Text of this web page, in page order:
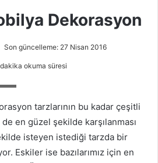
Dekorasyon
Son güncelleme: 27 Nisan 2016
okuma süresi
tarzlarının bu kadar çeşitli
en güzel şekilde karşılanması
isteyen istediği tarzda bir
Eskiler ise bazılarımız için en